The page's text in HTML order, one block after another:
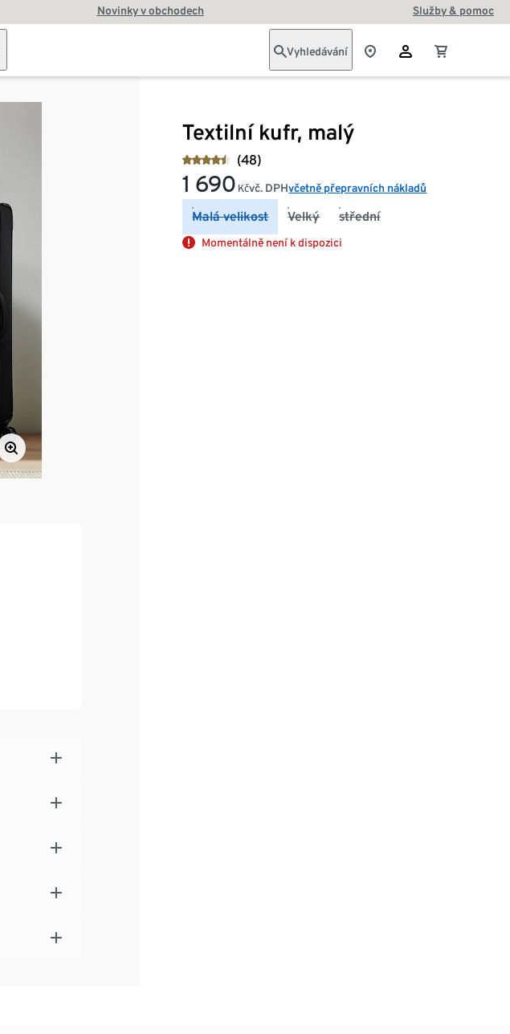
Novinky v obchodech Služby & pomoc
Vyhledávání
Textilní kufr, malý
(48)
1 690 Kčvč. DPHvčetně přepravních nákladů
Malá velikost Velký střední
Momentálně není k dispozici